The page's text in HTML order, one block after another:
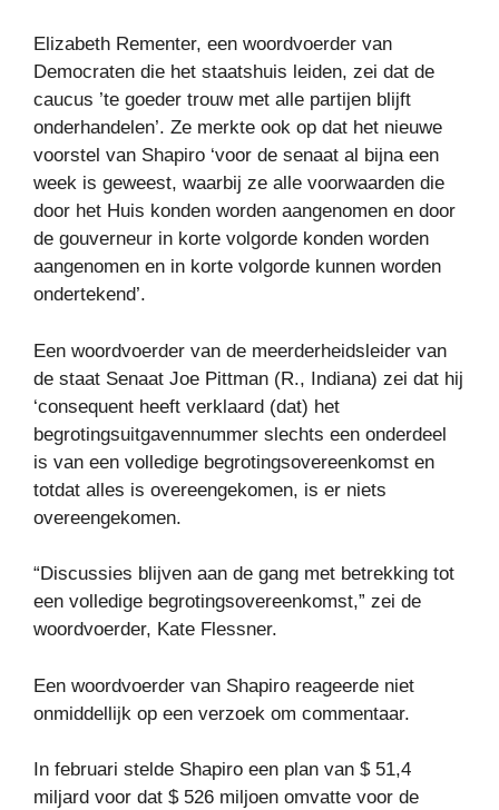
Elizabeth Rementer, een woordvoerder van
Democraten die het staatshuis leiden, zei dat de
caucus ’te goeder trouw met alle partijen blijft
onderhandelen’. Ze merkte ook op dat het nieuwe
voorstel van Shapiro ‘voor de senaat al bijna een
week is geweest, waarbij ze alle voorwaarden die
door het Huis konden worden aangenomen en door
de gouverneur in korte volgorde konden worden
aangenomen en in korte volgorde kunnen worden
ondertekend’.
Een woordvoerder van de meerderheidsleider van
de staat Senaat Joe Pittman (R., Indiana) zei dat hij
‘consequent heeft verklaard (dat) het
begrotingsuitgavennummer slechts een onderdeel
is van een volledige begrotingsovereenkomst en
totdat alles is overeengekomen, is er niets
overeengekomen.
“Discussies blijven aan de gang met betrekking tot
een volledige begrotingsovereenkomst,” zei de
woordvoerder, Kate Flessner.
Een woordvoerder van Shapiro reageerde niet
onmiddellijk op een verzoek om commentaar.
In februari stelde Shapiro een plan van $ 51,4
miljard voor dat $ 526 miljoen omvatte voor de